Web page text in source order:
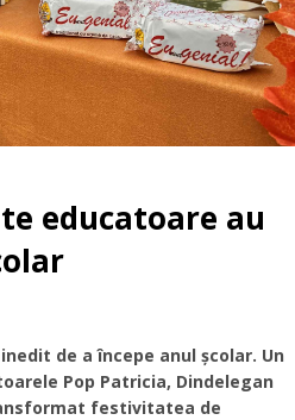
educatoare au
de a începe anul școlar. Un
Pop Patricia, Dindelegan
festivitatea de